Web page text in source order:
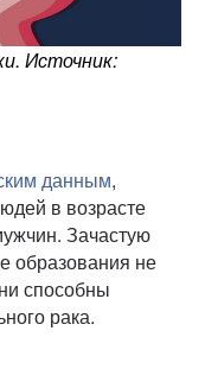
Источник:
данным,
в возрасте
Зачастую
образования не
способны
рака.